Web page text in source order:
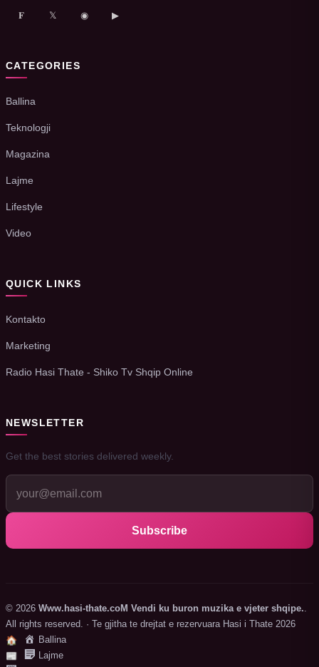
𝐅 𝕏 ◉ ▶
CATEGORIES
Ballina
Teknologji
Magazina
Lajme
Lifestyle
Video
QUICK LINKS
Kontakto
Marketing
Radio Hasi Thate - Shiko Tv Shqip Online
NEWSLETTER
Get the best stories delivered weekly.
Subscribe
© 2026 Www.hasi-thate.coM Vendi ku buron muzika e vjeter shqipe.
All rights reserved. · Te gjitha te drejtat e rezervuara Hasi i Thate 2026
🏠
Ballina
📰
Lajme